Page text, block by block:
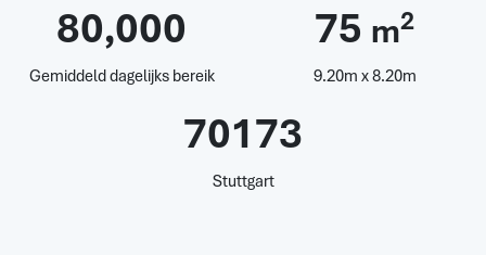
80,000
Gemiddeld dagelijks bereik
75 m2
9.20m x 8.20m
70173
Stuttgart